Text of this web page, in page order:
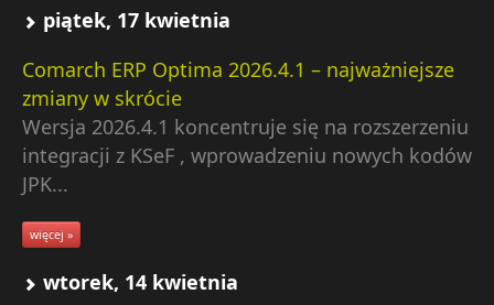
piątek, 17 kwietnia
Comarch ERP Optima 2026.4.1 – najważniejsze
zmiany w skrócie
Wersja 2026.4.1 koncentruje się na rozszerzeniu
integracji z KSeF , wprowadzeniu nowych kodów
JPK...
więcej »
wtorek, 14 kwietnia